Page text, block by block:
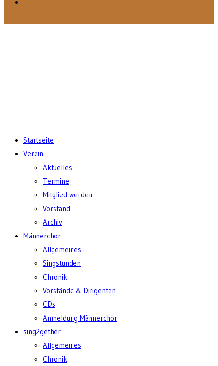
Startseite
Verein
Aktuelles
Termine
Mitglied werden
Vorstand
Archiv
Männerchor
Allgemeines
Singstunden
Chronik
Vorstände & Dirigenten
CDs
Anmeldung Männerchor
sing2gether
Allgemeines
Chronik